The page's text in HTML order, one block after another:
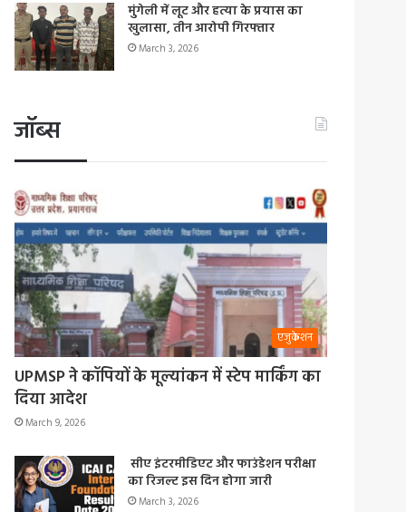
मुंगेली में लूट और हत्या के प्रयास का
खुलासा, तीन आरोपी गिरफ्तार
March 3, 2026
जॉब्स
एजुकेशन
UPMSP ने कॉपियों के मूल्यांकन में स्टेप मार्किंग का
दिया आदेश
March 9, 2026
सीए इंटरमीडिएट और फाउंडेशन परीक्षा
का रिजल्ट इस दिन होगा जारी
March 3, 2026